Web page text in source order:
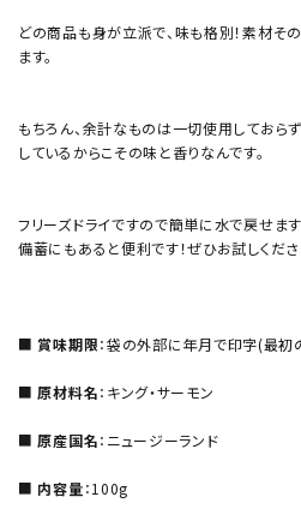
どの商品も身が立派で、味も格別！素材そ
ます。
もちろん、余計なものは一切使用しておら
しているからこその味と香りなんです。
フリーズドライですので簡単に水で戻せま
備蓄にもあると便利です！ぜひお試しくだ
■ 賞味期限：袋の外部に年月で印字(最初
■原材料名：キング・サーモン
■原産国名：ニュージーランド
■ 内容量：100g